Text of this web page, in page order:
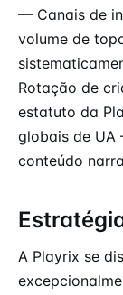
— Canais de
volume de
Rotação de
estatuto da
globais de UA
conteúdo
A Playrix se